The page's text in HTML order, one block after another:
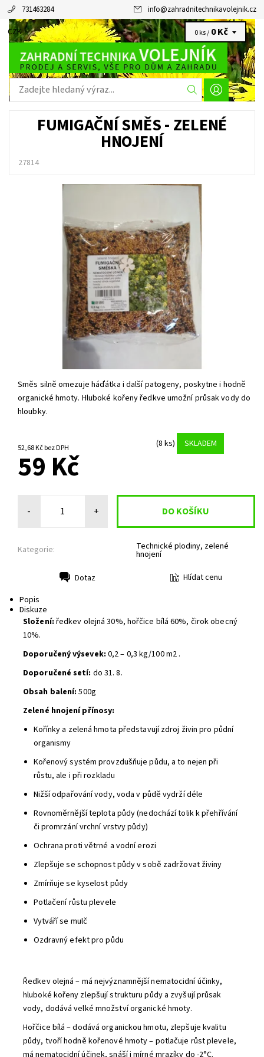
731463284 info@zahradnitechnikavolejnik.cz
CZK 0 ks / 0 Kč
FUMIGAČNÍ SMĚS - ZELENÉ
HNOJENÍ
27814
Směs silně omezuje háďátka i další patogeny, poskytne i hodně
organické hmoty. Hluboké kořeny ředkve umožní průsak vody do
hloubky.
52,68 Kč bez DPH (8 ks) SKLADEM
59 Kč
- +
Kategorie: Technické plodiny, zelené
hnojení
Dotaz
Hlídat cenu
Popis
Diskuze
Složení: ředkev olejná 30%, hořčice bílá 60%, čirok obecný
10%.
Doporučený výsevek: 0,2 – 0,3 kg/100 m2 .
Doporučené setí: do 31. 8.
Obsah balení: 500g
Zelené hnojení přínosy:
Kořínky a zelená hmota představují zdroj živin pro půdní
organismy
Kořenový systém provzdušňuje půdu, a to nejen při
růstu, ale i při rozkladu
Nižší odpařování vody, voda v půdě vydrží déle
Rovnoměrnější teplota půdy (nedochází tolik k přehřívání
či promrzání vrchní vrstvy půdy)
Ochrana proti větrné a vodní erozi
Zlepšuje se schopnost půdy v sobě zadržovat živiny
Zmírňuje se kyselost půdy
Potlačení růstu plevele
Vytváří se mulč
Ozdravný efekt pro půdu
Ředkev olejná – má nejvýznamnější nematocidní účinky,
hluboké kořeny zlepšují strukturu půdy a zvyšují průsak
vody, dodává velké množství organické hmoty.
Hořčice bílá – dodává organickou hmotu, zlepšuje kvalitu
půdy, tvoří hodně kořenové hmoty – potlačuje růst plevele,
má nematocidní účinek, snáší i mírné mrazíky do -2°C.